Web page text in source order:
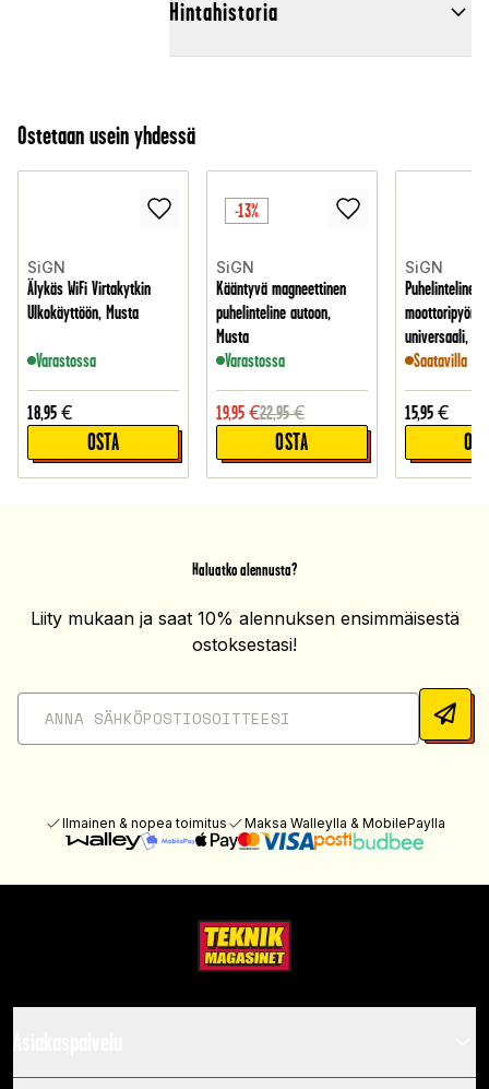
Hintahistoria
Ostetaan usein yhdessä
SiGN
Älykäs WiFi Virtakytkin
Ulkokäyttöön, Musta
Varastossa
18,95 €
OSTA
-13%
SiGN
Kääntyvä magneettinen
puhelinteline autoon,
Musta
Varastossa
19,95 €22,95 €
OSTA
SiGN
Puhelinteline
universaali,
Saatavilla
15,95 €
Haluatko alennusta?
Liity mukaan ja saat 10% alennuksen ensimmäisestä
ostoksestasi!
Ilmainen & nopea toimitus Maksa Walleylla & MobilePaylla